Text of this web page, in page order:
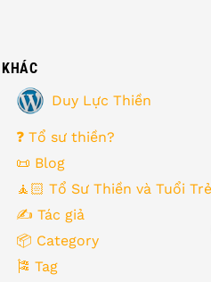
KHÁC
Duy Lực Thiền
❓ Tổ sư thiền?
📜 Blog
🧘🏻 Tổ Sư Thiền và Tuổi Trẻ
✍️ Tác giả
📦 Category
🎏 Tag